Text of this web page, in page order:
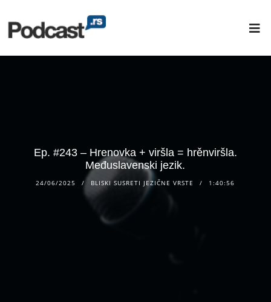
Ep. #243 – Hrenovka + viršla = hrěnviršla.
Međuslavenski jezik.
24/06/2025 BLISKI SUSRETI JEZIČNE VRSTE 1:40:56